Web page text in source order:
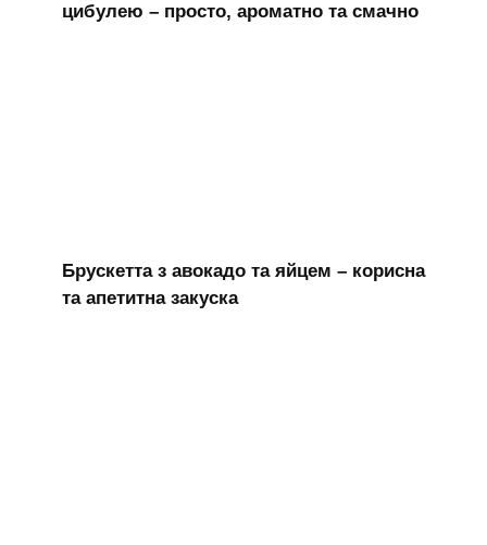
цибулею – просто, ароматно та смачно
Брускетта з авокадо та яйцем – корисна
та апетитна закуска